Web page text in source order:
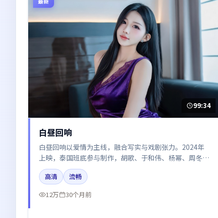
99:34
白昼回响
白昼回响以爱情为主线，融合写实与戏剧张力。2024年
上映，泰国班底参与制作，胡歌、于和伟、杨幂、周冬雨
在片中呈现细腻表演，影像风格统一，配乐与剪辑强化了
情绪曲线。
高清
流畅
12万
30个月前